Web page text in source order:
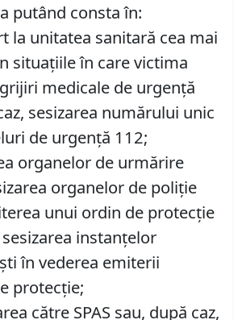
putând consta în:
la unitatea sanitară cea mai
situaţiile în care victima
medicale de urgenţă
sesizarea numărului unic
de urgenţă 112;
organelor de urmărire
organelor de poliţie
unui ordin de protecţie
instanţelor
în vederea emiterii
protecţie;
către SPAS sau, după caz,